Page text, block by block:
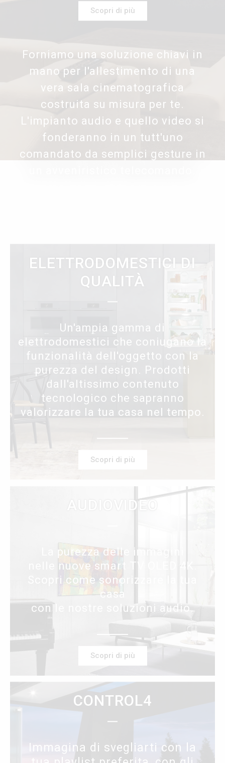
Scopri di più
Forniamo una soluzione chiavi in
mano per l'allestimento di una
vera sala cinematografica
costruita su misura per te.
L'impianto audio e quello video si
fonderanno in un tutt'uno
comandato da semplici gesture in
ELETTRODOMESTICI DI
QUALITÀ
Un'ampia gamma di
elettrodomestici che coniugano la
funzionalità dell'oggetto con la
purezza del design. Prodotti
dall'altissimo contenuto
tecnologico che sapranno
valorizzare la tua casa nel tempo.
Scopri di più
AUDIOVIDEO
La purezza delle immagini
nelle nuove smart TV OLED 4K.
Scopri come sonorizzare la tua
casa
con le nostre soluzioni audio.
Scopri di più
CONTROL4
Immagina di svegliarti con la